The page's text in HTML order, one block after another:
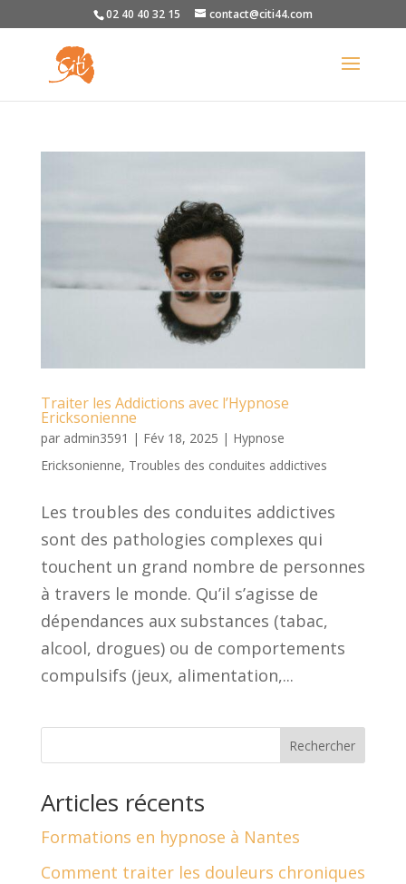
02 40 40 32 15 contact@citi44.com
Traiter les Addictions avec l’Hypnose
Ericksonienne
par admin3591 | Fév 18, 2025 | Hypnose
Ericksonienne, Troubles des conduites addictives
Les troubles des conduites addictives
sont des pathologies complexes qui
touchent un grand nombre de personnes
à travers le monde. Qu’il s’agisse de
dépendances aux substances (tabac,
alcool, drogues) ou de comportements
compulsifs (jeux, alimentation,...
Rechercher
Articles récents
Formations en hypnose à Nantes
Comment traiter les douleurs chroniques